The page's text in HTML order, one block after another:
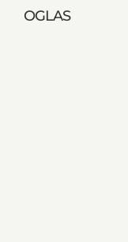
OGLAS